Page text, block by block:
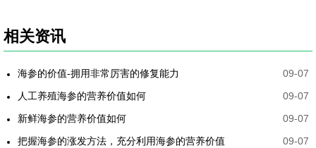
相关资讯
海参的价值-拥用非常厉害的修复能力
09-07
人工养殖海参的营养价值如何
09-07
新鲜海参的营养价值如何
09-07
把握海参的涨发方法，充分利用海参的营养价值
09-07